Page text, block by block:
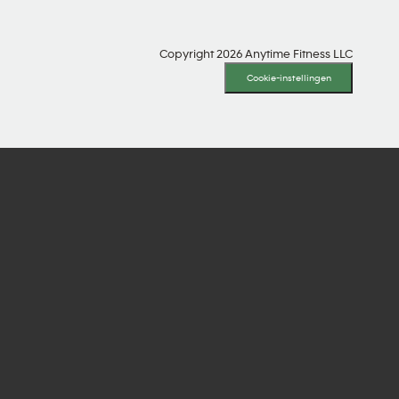
Copyright 2026 Anytime Fitness LLC
Cookie-instellingen